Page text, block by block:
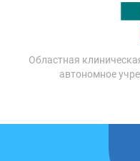
Областная
автономное